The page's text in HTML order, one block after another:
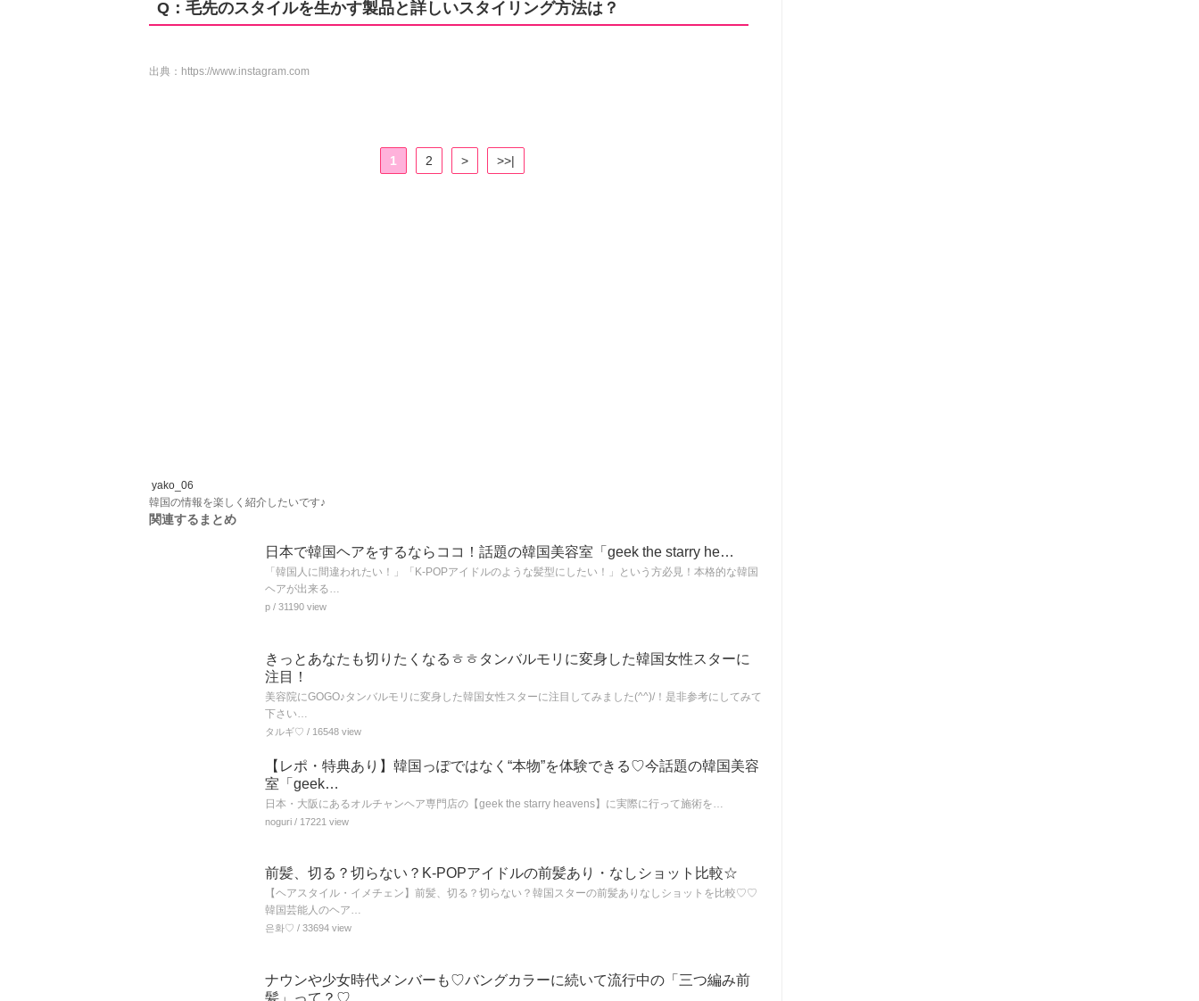
Q：毛先のスタイルを生かす製品と詳しいスタイリング方法は？
出典： https://www.instagram.com
1 2 > >>|
yako_06
韓国の情報を楽しく紹介したいです♪
関連するまとめ
日本で韓国ヘアをするならココ！話題の韓国美容室「geek the starry he…
「韓国人に間違われたい！」「K-POPアイドルのような髪型にしたい！」という方必見！本格的な韓国
ヘアが出来る…
p / 31190 view
きっとあなたも切りたくなるㅎㅎタンバルモリに変身した韓国女性スターに
注目！
美容院にGOGO♪タンバルモリに変身した韓国女性スターに注目してみました(^^)/！是非参考にしてみて
下さい…
タルギ♡ / 16548 view
【レポ・特典あり】韓国っぽではなく“本物”を体験できる♡今話題の韓国美容
室「geek…
日本・大阪にあるオルチャンヘア専門店の【geek the starry heavens】に実際に行って施術を…
noguri / 17221 view
前髪、切る？切らない？K-POPアイドルの前髪あり・なしショット比較☆
【ヘアスタイル・イメチェン】前髪、切る？切らない？韓国スターの前髪ありなしショットを比較♡♡
韓国芸能人のヘア…
은화♡ / 33694 view
ナウンや少女時代メンバーも♡バングカラーに続いて流行中の「三つ編み前
髪」って？♡